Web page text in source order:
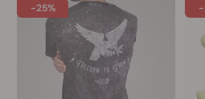
-25% -